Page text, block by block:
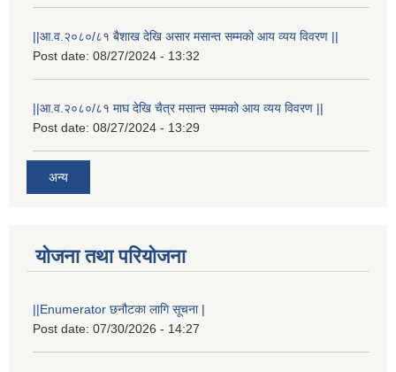
||आ.व.२०८०/८१ बैशाख देखि असार मसान्त सम्मको आय व्यय विवरण ||
Post date: 08/27/2024 - 13:32
||आ.व.२०८०/८१ माघ देखि चैत्र मसान्त सम्मको आय व्यय विवरण ||
Post date: 08/27/2024 - 13:29
अन्य
योजना तथा परियोजना
||Enumerator छनौटका लागि सूचना |
Post date: 07/30/2026 - 14:27